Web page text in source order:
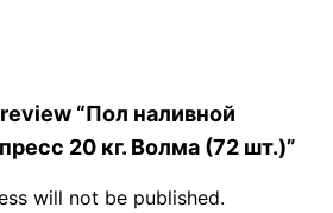
“Пол наливной
20 кг. Волма (72 шт.)”
will not be published.